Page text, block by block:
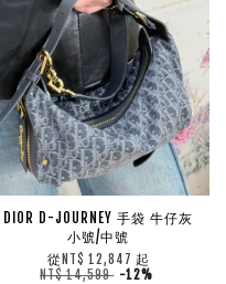
DIOR D-JOURNEY 手袋 牛仔灰
小號/中號
從 NT$ 12,847 起
NT$ 14,599 -12%